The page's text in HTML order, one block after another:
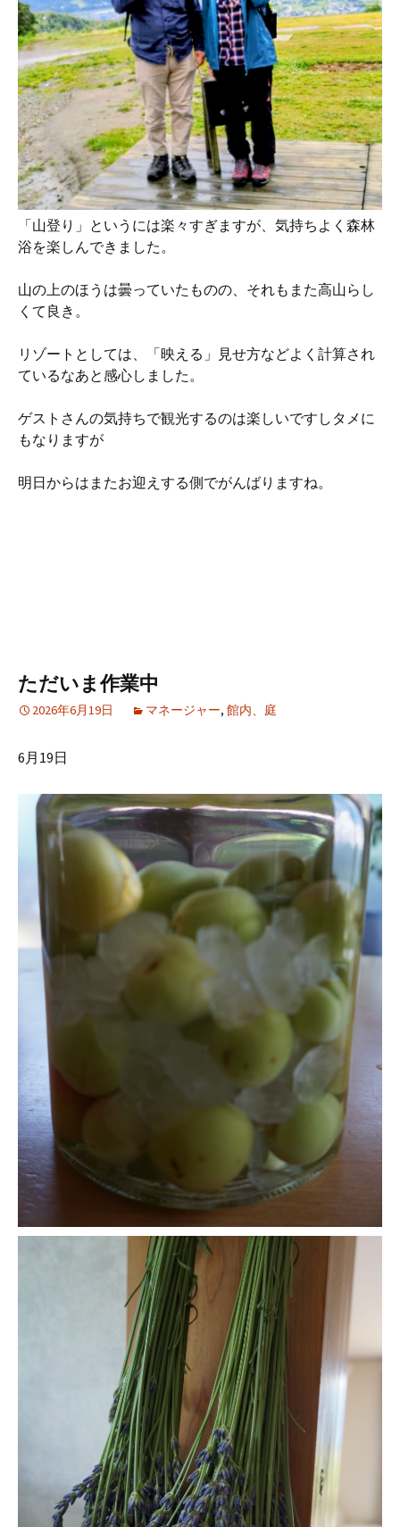
「山登り」というには楽々すぎますが、気持ちよく森林
浴を楽しんできました。
山の上のほうは曇っていたものの、それもまた高山らし
くて良き。
リゾートとしては、「映える」見せ方などよく計算され
ているなあと感心しました。
ゲストさんの気持ちで観光するのは楽しいですしタメに
もなりますが
明日からはまたお迎えする側でがんばりますね。
ただいま作業中
2026年6月19日 マネージャー, 館内、庭
6月19日